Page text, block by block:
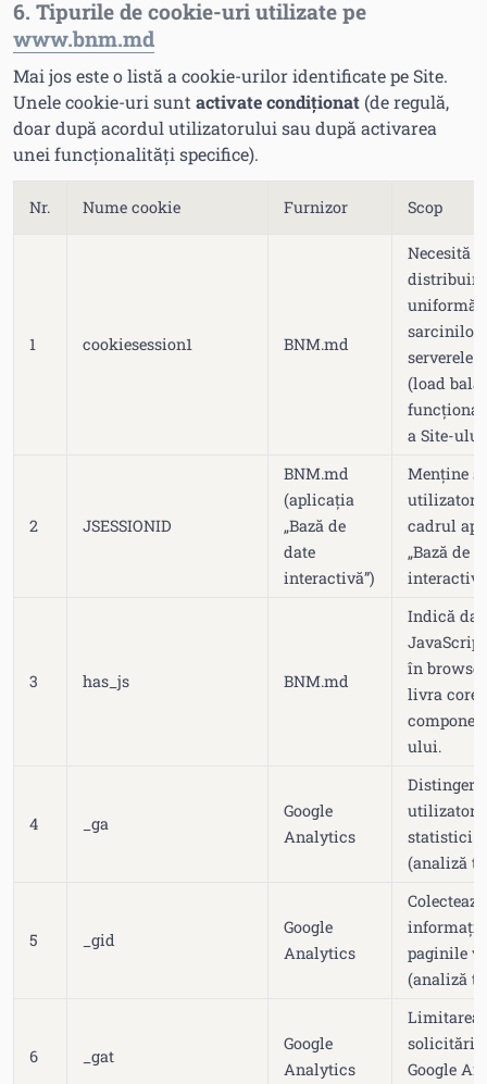
6. Tipurile de cookie-uri utilizate pe
www.bnm.md
Mai jos este o listă a cookie-urilor identificate pe Site.
Unele cookie-uri sunt activate condiționat (de regulă,
doar după acordul utilizatorului sau după activarea
unei funcționalități specifice).
Nr. Nume cookie Furnizor Scop
1 cookiesession1 BNM.md
Necesită
uniformă
sarcinilor
serverele
(load
a Site-
2 JSESSIONID
BNM.md
(aplicația
„Bază de
date
interactivă”)
Menține
cadrul
„Bază de
3 has_js BNM.md
Indică
în
livra
ului.
4 _ga
Google
Analytics
statistici
(analiză
5 _gid
Google
Analytics
Colectează
informații
paginile
(analiză
6 _gat
Google
Analytics
Limitarea
solicitări
Google